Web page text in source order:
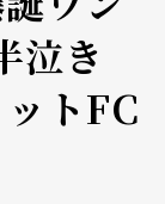
泣き
トFC